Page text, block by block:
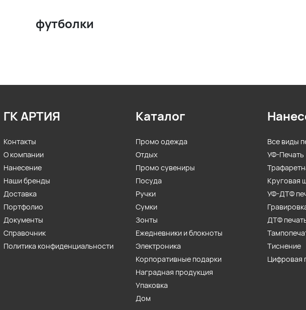
футболки
ГК АРТИЯ
Контакты
О компании
Нанесение
Наши бренды
Доставка
Портфолио
Документы
Справочник
Политика конфиденциальности
Каталог
Промо одежда
Отдых
Промо сувениры
Посуда
Ручки
Сумки
Зонты
Ежедневники и блокноты
Электроника
Корпоративные подарки
Наградная продукция
Упаковка
Дом
Все виды
УФ-Печать
Круговая
УФ-ДТФ
ДТФ
Тиснение
Цифровая